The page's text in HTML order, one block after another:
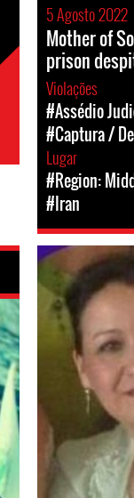
5 Agosto 2022
Mother of
prison
Violações
#Assédio
#Captura /
Lugar
#Region:
#Iran